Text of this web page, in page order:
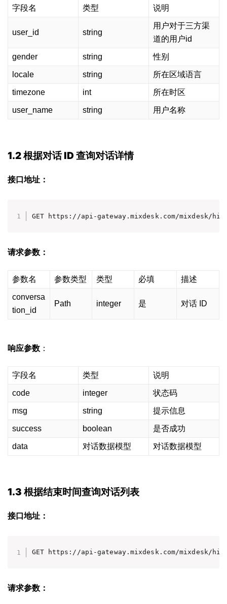
字段名 类型 说明
user_id string
用户对于三方渠
道的用户id
gender string 性别
locale string 所在区域语言
timezone int 所在时区
user_name string 用户名称
1.2 根据对话 ID 查询对话详情
接口地址：
GET https://api-gateway.mixdesk.com/mixdesk/
请求参数：
参数名 参数类型 类型 必填 描述
conversa
tion_id
Path integer 是 对话 ID
响应参数 ：
字段名 类型 说明
code integer 状态码
msg string 提示信息
success boolean 是否成功
data 对话数据模型 对话数据模型
1.3 根据结束时间查询对话列表
接口地址：
GET https://api-gateway.mixdesk.com/mixdesk/
请求参数：